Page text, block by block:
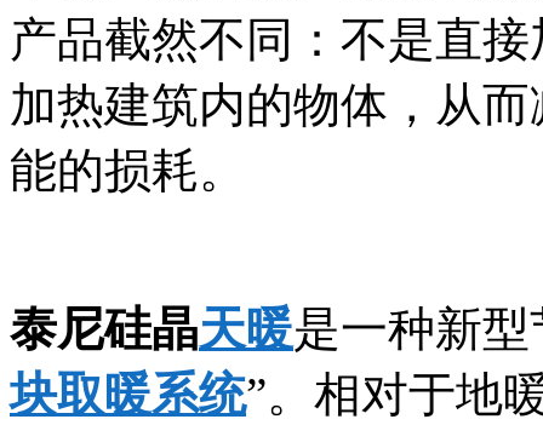
产品截然不同：不是直
加热建筑内的物体，从
能的损耗。
泰尼硅晶天暖是一种新型
块取暖系统”。相对于地